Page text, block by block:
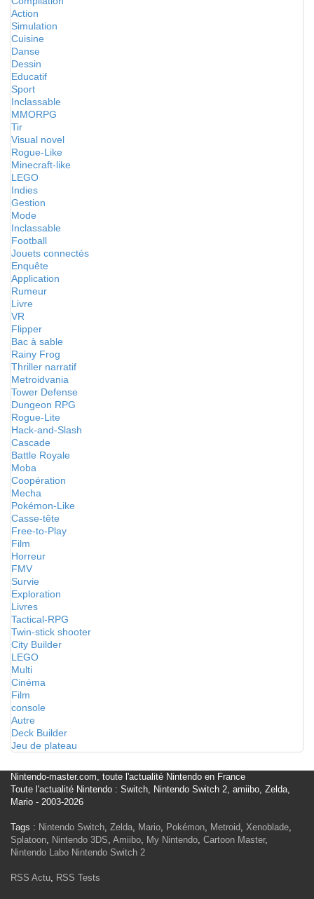
Action
Simulation
Cuisine
Danse
Dessin
Educatif
Sport
Inclassable
MMORPG
Tir
Visual novel
Rogue-Like
Minecraft-like
LEGO
Indies
Gestion
Mode
Inclassable
Football
Jouets connectés
Enquête
Application
Rumeur
Livre
VR
Flipper
Bac à sable
Rainy Frog
Thriller narratif
Metroidvania
Tower Defense
Dungeon RPG
Rogue-Lite
Hack-and-Slash
Cascade
Battle Royale
Moba
Coopération
Mecha
Pokémon-Like
Casse-tête
Free-to-Play
Film
Horreur
FMV
Survie
Exploration
Livres
Tactical-RPG
Twin-stick shooter
City Builder
LEGO
Multi
Cinéma
Film
console
Autre
Deck Builder
Jeu de plateau
Nintendo-master.com, toute l'actualité Nintendo en France
Toute l'actualité Nintendo : Switch, Nintendo Switch 2, amiibo, Zelda,
Mario - 2003-2026
Tags : Nintendo Switch, Zelda, Mario, Pokémon, Metroid, Xenoblade,
Splatoon, Nintendo 3DS, Amiibo, My Nintendo, Cartoon Master,
Nintendo Labo Nintendo Switch 2
RSS Actu, RSS Tests